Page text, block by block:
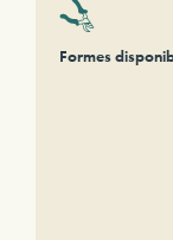
Formes